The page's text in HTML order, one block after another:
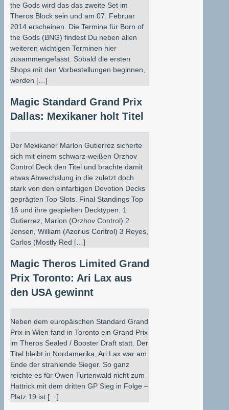
the Gods wird das das zweite Set im
Theros Block sein und am 07. Februar
2014 erscheinen. Die Termine für Born of
the Gods (BNG) findest Du neben allen
weiteren wichtigen Terminen hier
zusammengefasst. Sobald die ersten
Shops mit den Vorbestellungen beginnen,
werden […]
Magic Standard Grand Prix
Dallas: Mexikaner holt Titel
Der Mexikaner Marlon Gutierrez sicherte
sich mit einem schwarz-weißen Orzhov
Control Deck den Titel und brachte damit
etwas Abwechslung in die zuletzt doch
stark von den einfarbigen Devotion Decks
geprägten Top Slots. Final Standings Top
16 und ihre gespielten Decktypen: 1
Gutierrez, Marlon (Orzhov Control) 2
Jensen, William (Azorius Control) 3 Reyes,
Carlos (Mostly Red […]
Magic Theros Limited Grand
Prix Toronto: Ari Lax aus
den USA gewinnt
Neben dem europäischen Standard Grand
Prix in Wien fand in Toronto ein Grand Prix
im Theros Sealed / Booster Draft statt. Der
Titel bleibt in Nordamerika, Ari Lax war am
Ende der strahlende Sieger. So ganz
reichte es für Owen Turtenwald nicht zum
Hattrick mit dem dritten GP Sieg in Folge –
Platz 19 ist […]